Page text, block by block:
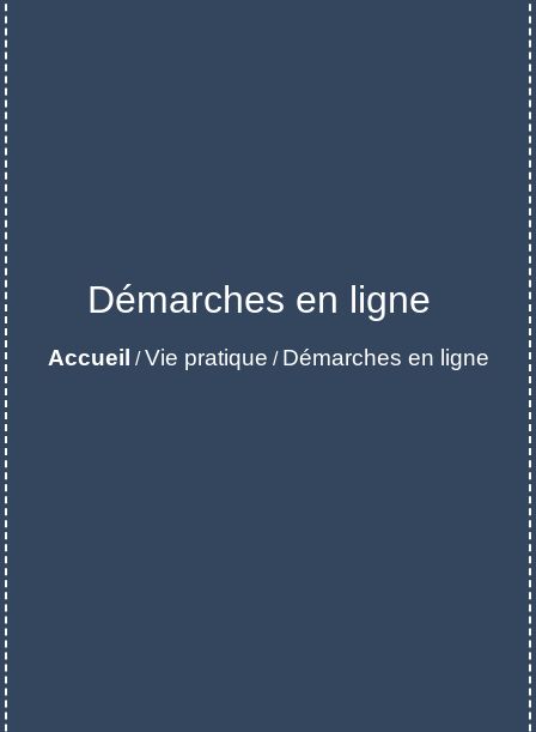
Démarches en ligne
Accueil /Vie pratique / Démarches en ligne